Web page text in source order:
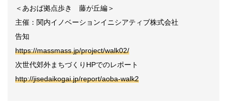
＜あおば拠点歩き 藤が丘編＞
主催：関内イノベーションイニシアティブ株式会社
告知
https://massmass.jp/project/walk02/
次世代郊外まちづくり HPでのレポート
http://jisedaikogai.jp/report/aoba-walk2